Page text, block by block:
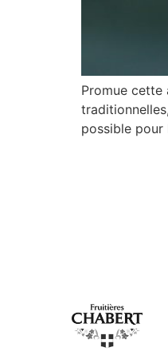
Promue cette
possible pour